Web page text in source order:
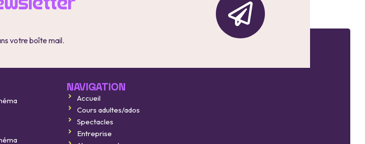
votre boîte mail.
NAVIGATION
Accueil
Cours adultes/ados
Spectacles
Entreprise